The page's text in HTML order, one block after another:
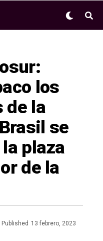
los
de la
se
plaza
de la
Published 13 febrero, 2023